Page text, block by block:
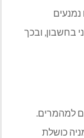
בחשבון, ובכך
למהמרים.
כושלת